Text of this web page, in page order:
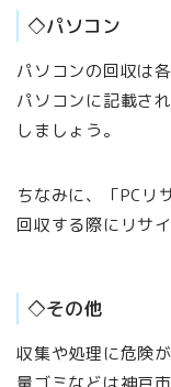
◇パソコン
パソコンの回収は
パソコンに記載さ
しましょう。
ちなみに、「PCリ
回収する際にリサ
◇その他
収集や処理に危険